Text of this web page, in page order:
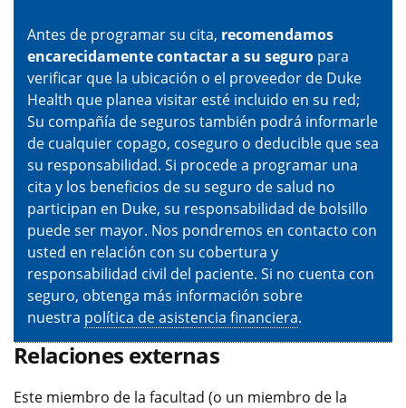
Antes de programar su cita, recomendamos
encarecidamente contactar a su seguro para
verificar que la ubicación o el proveedor de Duke
Health que planea visitar esté incluido en su red;
Su compañía de seguros también podrá informarle
de cualquier copago, coseguro o deducible que sea
su responsabilidad. Si procede a programar una
cita y los beneficios de su seguro de salud no
participan en Duke, su responsabilidad de bolsillo
puede ser mayor. Nos pondremos en contacto con
usted en relación con su cobertura y
responsabilidad civil del paciente. Si no cuenta con
seguro, obtenga más información sobre
nuestra política de asistencia financiera.
Relaciones externas
Este miembro de la facultad (o un miembro de la